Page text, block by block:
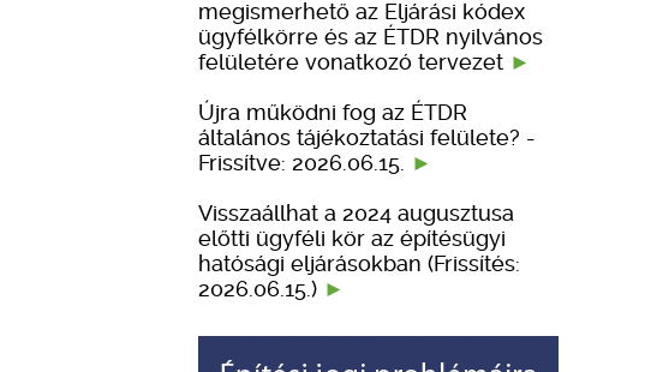
megismerhető az Eljárási kódex
ügyfélkörre és az ÉTDR nyilvános
felületére vonatkozó tervezet
Újra működni fog az ÉTDR
általános tájékoztatási felülete? -
Frissítve: 2026.06.15.
Visszaállhat a 2024 augusztusa
előtti ügyféli kör az építésügyi
hatósági eljárásokban (Frissítés:
2026.06.15.)